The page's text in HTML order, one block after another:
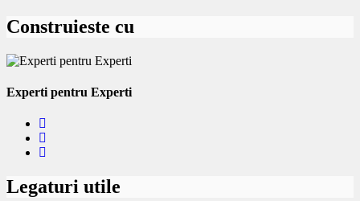
Construieste cu
Experti pentru Experti
Legaturi utile